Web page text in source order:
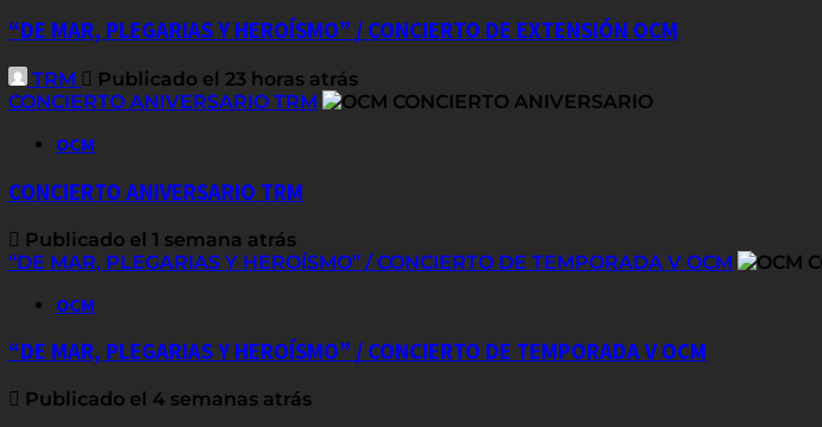
“DE MAR, PLEGARIAS Y HEROÍSMO” / CONCIERTO DE EXTENSIÓN OCM
TRM
Publicado el 23 horas atrás
CONCIERTO ANIVERSARIO TRM
OCM
CONCIERTO ANIVERSARIO TRM
Publicado el 1 semana atrás
“DE MAR, PLEGARIAS Y HEROÍSMO” / CONCIERTO DE TEMPORADA V OCM
OCM
“DE MAR, PLEGARIAS Y HEROÍSMO” / CONCIERTO DE TEMPORADA V OCM
Publicado el 4 semanas atrás